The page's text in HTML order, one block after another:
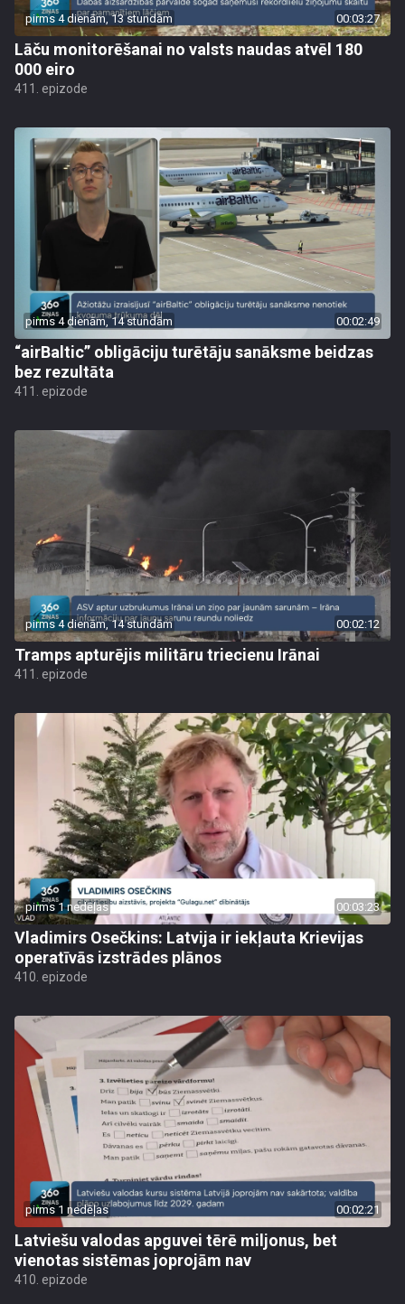
pirms 4 dienām, 13 stundām 00:03:27
Lāču monitorēšanai no valsts naudas atvēl 180
000 eiro
411. epizode
pirms 4 dienām, 14 stundām 00:02:49
“airBaltic” obligāciju turētāju sanāksme beidzas
bez rezultāta
411. epizode
pirms 4 dienām, 14 stundām 00:02:12
Tramps apturējis militāru triecienu Irānai
411. epizode
pirms 1 nedēļas 00:03:23
Vladimirs Osečkins: Latvija ir iekļauta Krievijas
operatīvās izstrādes plānos
410. epizode
pirms 1 nedēļas 00:02:21
Latviešu valodas apguvei tērē miljonus, bet
vienotas sistēmas joprojām nav
410. epizode